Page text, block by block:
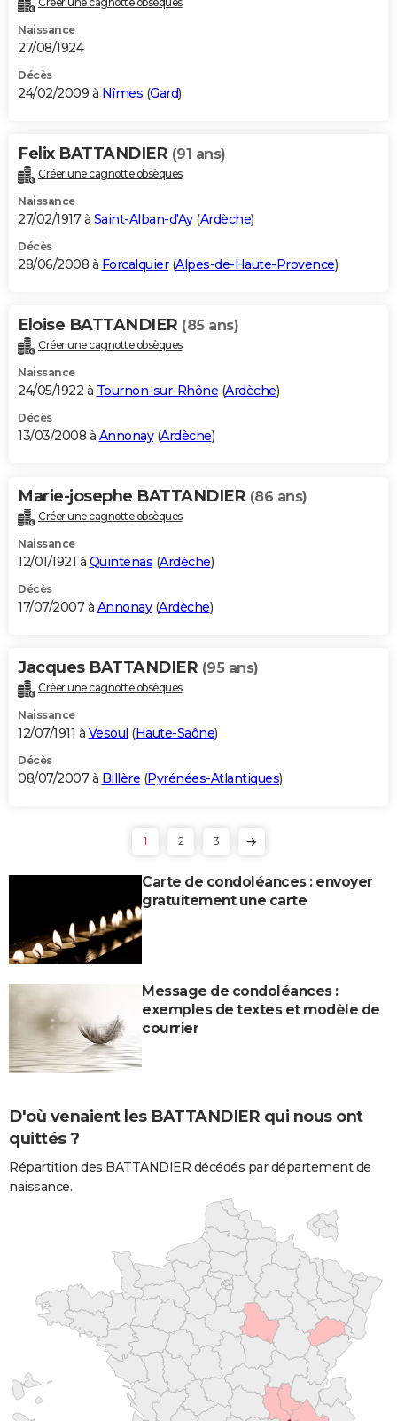
Naissance
27/08/1924
Décès
24/02/2009 à Nîmes (Gard)
Felix BATTANDIER (91 ans)
Créer une cagnotte obsèques
Naissance
27/02/1917 à Saint-Alban-d'Ay(Ardèche)
Décès
28/06/2008 à Forcalquier(Alpes-de-Haute-Provence)
Eloise BATTANDIER (85 ans)
Créer une cagnotte obsèques
Naissance
24/05/1922 à Tournon-sur-Rhône (Ardèche)
Décès
13/03/2008 à Annonay(Ardèche)
Marie-josephe BATTANDIER (86 ans)
Créer une cagnotte obsèques
Naissance
12/01/1921 à Quintenas (Ardèche)
Décès
17/07/2007 à Annonay(Ardèche)
Jacques BATTANDIER (95 ans)
Créer une cagnotte obsèques
Naissance
12/07/1911 à Vesoul (Haute-Saône)
Décès
08/07/2007 à Billère (Pyrénées-Atlantiques)
1 2 3
Carte de condoléances : envoyer
gratuitement une carte
Message de condoléances :
exemples de textes et modèle de
courrier
D'où venaient les BATTANDIER qui nous ont
quittés ?
Répartition des BATTANDIER décédés par département de
naissance.